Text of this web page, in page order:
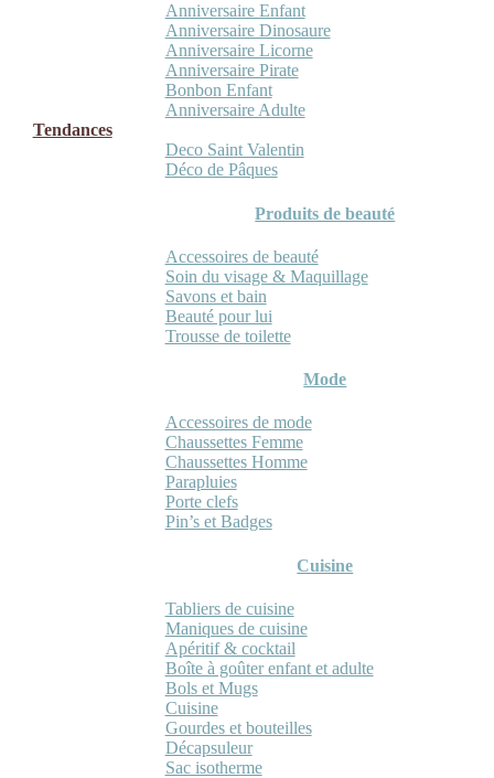
Anniversaire Enfant
Anniversaire Dinosaure
Anniversaire Licorne
Anniversaire Pirate
Bonbon Enfant
Anniversaire Adulte
Tendances
Deco Saint Valentin
Déco de Pâques
Produits de beauté
Accessoires de beauté
Soin du visage & Maquillage
Savons et bain
Beauté pour lui
Trousse de toilette
Mode
Accessoires de mode
Chaussettes Femme
Chaussettes Homme
Parapluies
Porte clefs
Pin’s et Badges
Cuisine
Tabliers de cuisine
Maniques de cuisine
Apéritif & cocktail
Boîte à goûter enfant et adulte
Bols et Mugs
Cuisine
Gourdes et bouteilles
Décapsuleur
Sac isotherme